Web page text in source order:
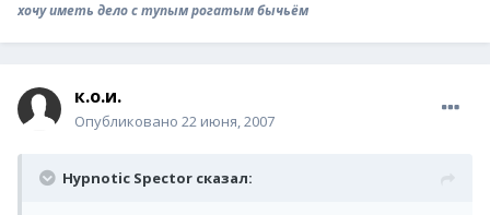
хочу иметь дело с тупым рогатым бычьём
к.о.и.
Опубликовано 22 июня, 2007
Hypnotic Spector сказал: